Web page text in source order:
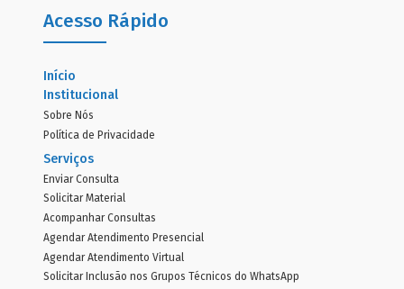
Acesso Rápido
Início
Institucional
Sobre Nós
Política de Privacidade
Serviços
Enviar Consulta
Solicitar Material
Acompanhar Consultas
Agendar Atendimento Presencial
Agendar Atendimento Virtual
Solicitar Inclusão nos Grupos Técnicos do WhatsApp